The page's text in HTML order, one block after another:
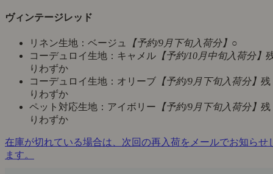
ヴィンテージレッド
リネン生地：ベージュ 【予約/9月下旬入荷分】 ○
コーデュロイ生地：キャメル 【予約/10月中旬入荷分】
りわずか
コーデュロイ生地：オリーブ 【予約/9月下旬入荷分】 残
りわずか
ペット対応生地：アイボリー 【予約/9月下旬入荷分】 残
りわずか
在庫が切れている場合は、次回の再入荷をメールでお知らせ
ます。